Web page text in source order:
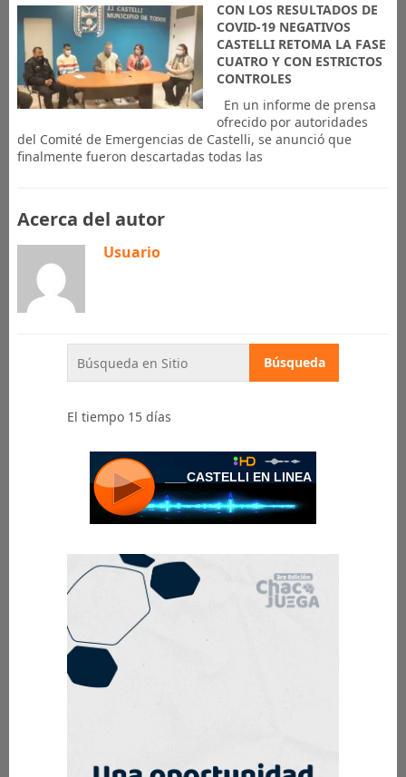
CON LOS RESULTADOS DE
COVID-19 NEGATIVOS
CASTELLI RETOMA LA FASE
CUATRO Y CON ESTRICTOS
CONTROLES
En un informe de prensa
ofrecido por autoridades
del Comité de Emergencias de Castelli, se anunció que
finalmente fueron descartadas todas las
Acerca del autor
Usuario
El tiempo 15 días